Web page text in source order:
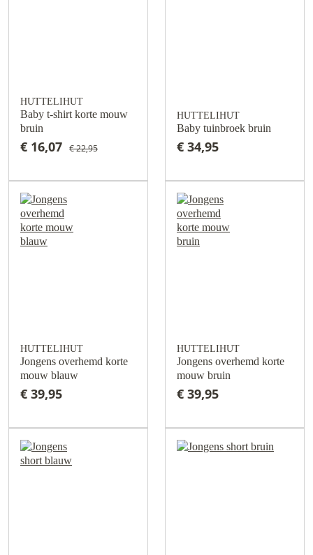
HUTTELIHUT
Baby t-shirt korte mouw
bruin
€ 16,07 € 22,95
HUTTELIHUT
Baby tuinbroek bruin
€ 34,95
HUTTELIHUT
Jongens overhemd korte
mouw blauw
€ 39,95
HUTTELIHUT
Jongens overhemd korte
mouw bruin
€ 39,95